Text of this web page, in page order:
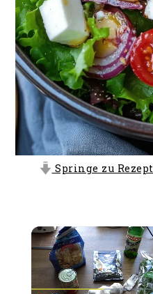
Springe zu Rezept